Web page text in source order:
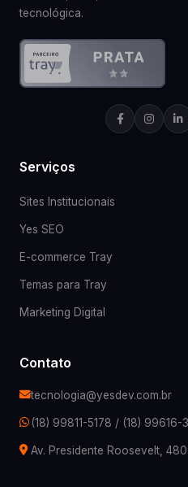
tecnológica.
Serviços
Sites Institucionais
Yes SEO
E-commerce Tray
Temas para Tray
Marketing Digital
Contato
tecnologia@yesdev.com.br
(18) 99811-5178 / (18) 99616-
Av. Presidente Roosevelt,